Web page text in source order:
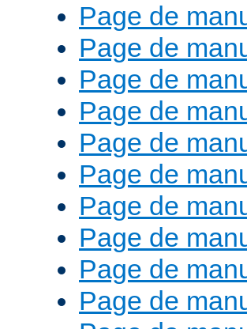
Page de
Page de
Page de
Page de
Page de
Page de
Page de
Page de
Page de
Page de